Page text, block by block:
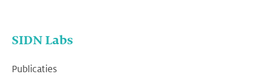
SIDN Labs
Publicaties